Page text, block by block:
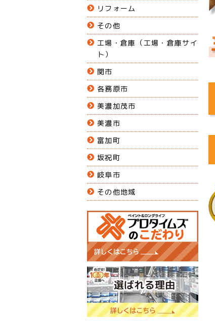
リフォーム
その他
工場・倉庫（工場・倉庫サイ
ト）
関市
各務原市
美濃加茂市
美濃市
富加町
坂祝町
岐阜市
その他地域